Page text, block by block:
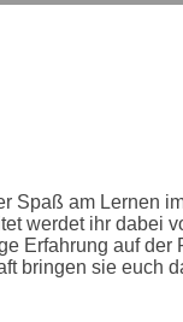
Spaß am Lernen
werdet ihr dabei
Erfahrung auf der
bringen sie euch